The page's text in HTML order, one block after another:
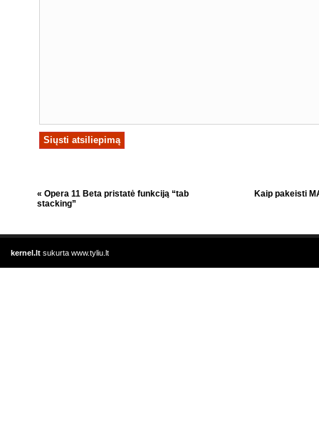
« Opera 11 Beta pristatė funkciją “tab
stacking”
Kaip pakeisti
kernel.lt sukurta www.tyliu.lt